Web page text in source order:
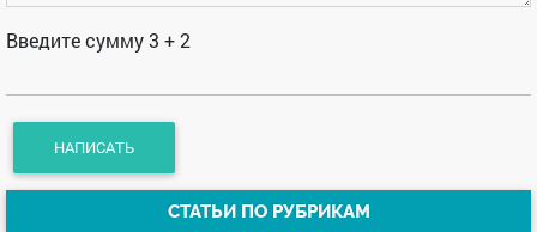
Введите сумму 3 + 2
СТАТЬИ ПО РУБРИКАМ